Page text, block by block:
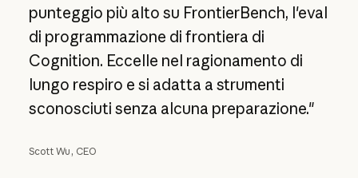
punteggio più alto su FrontierBench, l'eval
di programmazione di frontiera di
Cognition. Eccelle nel ragionamento di
lungo respiro e si adatta a strumenti
sconosciuti senza alcuna preparazione."
Scott Wu, CEO